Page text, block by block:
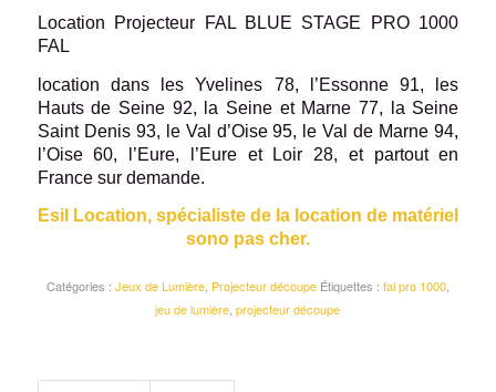
Location Projecteur FAL BLUE STAGE PRO 1000
FAL
location dans les Yvelines 78, l’Essonne 91, les
Hauts de Seine 92, la Seine et Marne 77, la Seine
Saint Denis 93, le Val d’Oise 95, le Val de Marne 94,
l’Oise 60, l’Eure, l’Eure et Loir 28, et partout en
France sur demande.
Esil Location, spécialiste de la location de matériel
sono pas cher.
Catégories : Jeux de Lumière, Projecteur découpe Étiquettes : fal pro 1000,
jeu de lumière ,projecteur découpe